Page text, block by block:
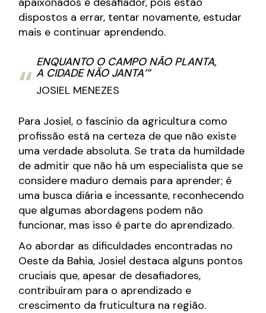
dispostos a errar, tentar novamente, estudar
mais e continuar aprendendo.
ENQUANTO O CAMPO NÃO PLANTA,
A CIDADE NÃO JANTA’”
JOSIEL MENEZES
Para Josiel, o fascínio da agricultura como
profissão está na certeza de que não existe
uma verdade absoluta. Se trata da humildade
de admitir que não há um especialista que se
considere maduro demais para aprender; é
uma busca diária e incessante, reconhecendo
que algumas abordagens podem não
funcionar, mas isso é parte do aprendizado.
Ao abordar as dificuldades encontradas no
Oeste da Bahia, Josiel destaca alguns pontos
cruciais que, apesar de desafiadores,
contribuíram para o aprendizado e
crescimento da fruticultura na região.